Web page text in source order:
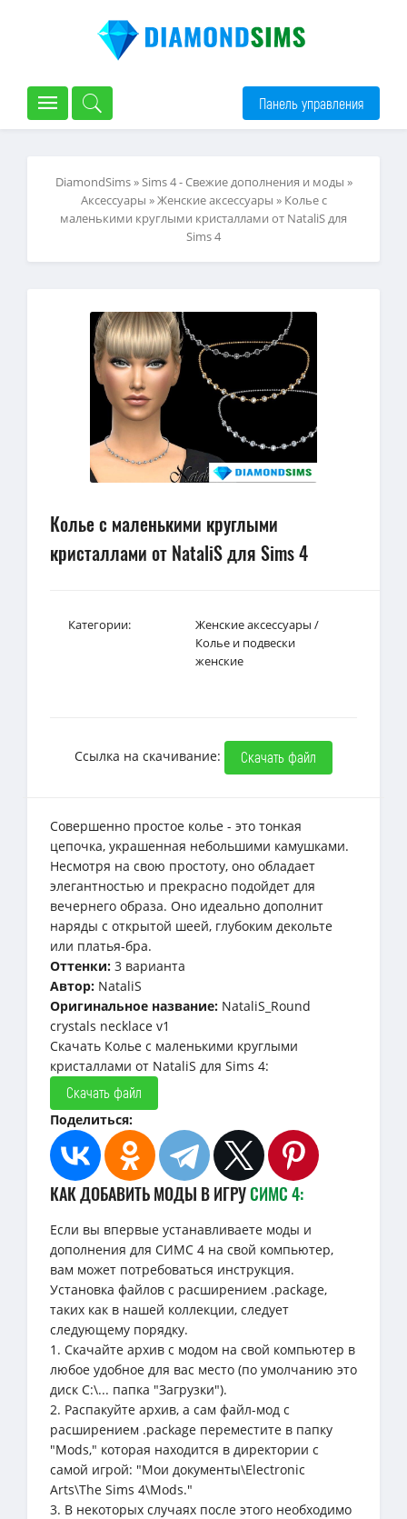
Панель управления
DiamondSims»Sims 4 - Свежие дополнения и моды »
Аксессуары »Женские аксессуары » Колье с
маленькими круглыми кристаллами от NataliS для
Sims 4
Колье с маленькими круглыми
кристаллами от NataliS для Sims 4
Категории: Женские аксессуары /
Колье и подвески
женские
Ссылка на скачивание: Скачать файл
Совершенно простое колье - это тонкая
цепочка, украшенная небольшими камушками.
Несмотря на свою простоту, оно обладает
элегантностью и прекрасно подойдет для
вечернего образа. Оно идеально дополнит
наряды с открытой шеей, глубоким декольте
или платья-бра.
Оттенки: 3 варианта
Автор: NataliS
Оригинальное название: NataliS_Round
crystals necklace v1
Скачать Колье с маленькими круглыми
кристаллами от NataliS для Sims 4:
Скачать файл
Поделиться:
КАК ДОБАВИТЬ МОДЫ В ИГРУСИМС 4:
Если вы впервые устанавливаете моды и
дополнения для СИМС 4 на свой компьютер,
вам может потребоваться инструкция.
Установка файлов с расширением .package,
таких как в нашей коллекции, следует
следующему порядку.
1. Скачайте архив с модом на свой компьютер в
любое удобное для вас место (по умолчанию это
диск C:\... папка "Загрузки").
2. Распакуйте архив, а сам файл-мод с
расширением .package переместите в папку
"Mods," которая находится в директории с
самой игрой: "Мои документы\Electronic
Arts\The Sims 4\Mods."
3. В некоторых случаях после этого необходимо